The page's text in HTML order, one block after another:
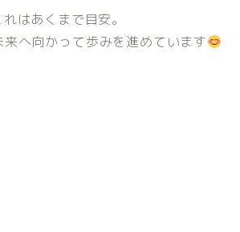
はあくまで目安。
へ向かって歩みを進めています